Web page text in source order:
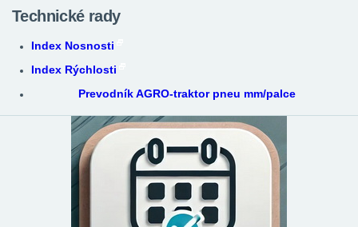
Technické rady
Index Nosnosti
Index Rýchlosti
Prevodník AGRO-traktor pneu mm/palce